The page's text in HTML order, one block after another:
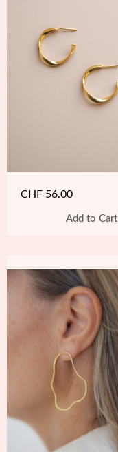
CHF 56.00
Add to Cart